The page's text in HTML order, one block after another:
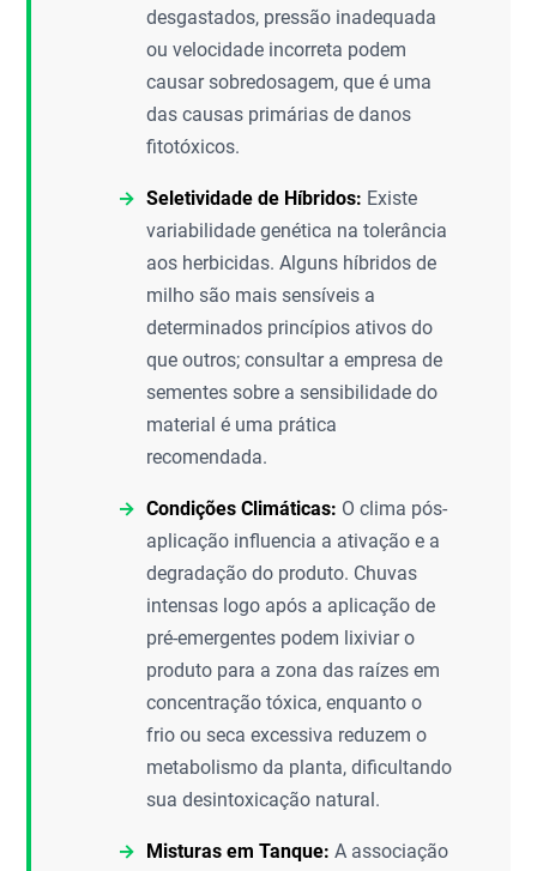
desgastados, pressão inadequada
ou velocidade incorreta podem
causar sobredosagem, que é uma
das causas primárias de danos
fitotóxicos.
Seletividade de Híbridos: Existe
variabilidade genética na tolerância
aos herbicidas. Alguns híbridos de
milho são mais sensíveis a
determinados princípios ativos do
que outros; consultar a empresa de
sementes sobre a sensibilidade do
material é uma prática
recomendada.
Condições Climáticas: O clima pós-
aplicação influencia a ativação e a
degradação do produto. Chuvas
intensas logo após a aplicação de
pré-emergentes podem lixiviar o
produto para a zona das raízes em
concentração tóxica, enquanto o
frio ou seca excessiva reduzem o
metabolismo da planta, dificultando
sua desintoxicação natural.
Misturas em Tanque: A associação